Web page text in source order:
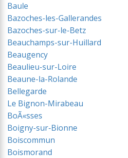
Baule
Bazoches-les-Gallerandes
Bazoches-sur-le-Betz
Beauchamps-sur-Huillard
Beaugency
Beaulieu-sur-Loire
Beaune-la-Rolande
Bellegarde
Le Bignon-Mirabeau
BoÃ«sses
Boigny-sur-Bionne
Boiscommun
Boismorand